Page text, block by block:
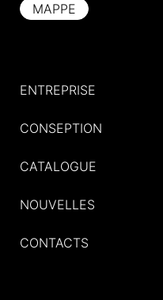
MAPPE
ENTREPRISE
CONSEPTION
CATALOGUE
NOUVELLES
CONTACTS